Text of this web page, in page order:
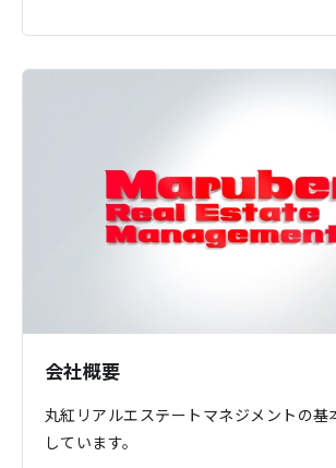
会社概要
丸紅リアルエステートマネジメントの基
しています。